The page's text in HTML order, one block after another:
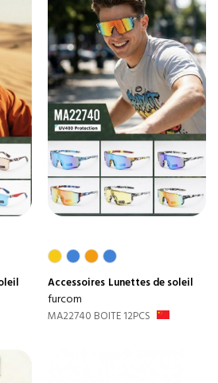
Accessoires Lunettes de soleil
furcom
MA22740 BOITE 12PCS